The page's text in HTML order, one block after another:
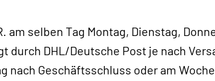
selben Tag Montag, Dienstag,
durch DHL/Deutsche Post je nach
nach Geschäftsschluss oder am